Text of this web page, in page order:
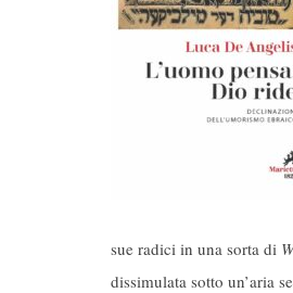
sue radici in una sorta di
dissimulata sotto un’aria